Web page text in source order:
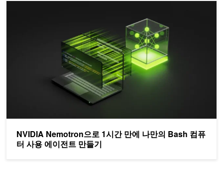
NVIDIA Nemotron으로 1시간 만에 나만의 Bash 컴퓨
터 사용 에이전트 만들기